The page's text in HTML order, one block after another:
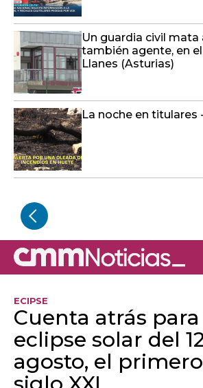
Un guardia civil mata
también agente, en
Llanes (Asturias)
La noche en titulares
ECIPSE
Cuenta atrás para
eclipse solar del
agosto, el